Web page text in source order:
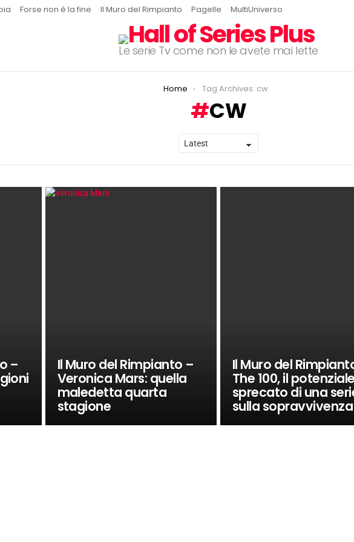
Forse non è la fine Il Muro del Rimpianto Pagelle MultiUniverso
Le serie Tv come non le avete mai lette
Home Tag Archives: cw
CW
– Il Muro del Rimpianto –
Veronica Mars: quella
maledetta quarta
stagione
Il Muro del
The 100, il potenziale
sprecato di una
sulla sopravvivenza